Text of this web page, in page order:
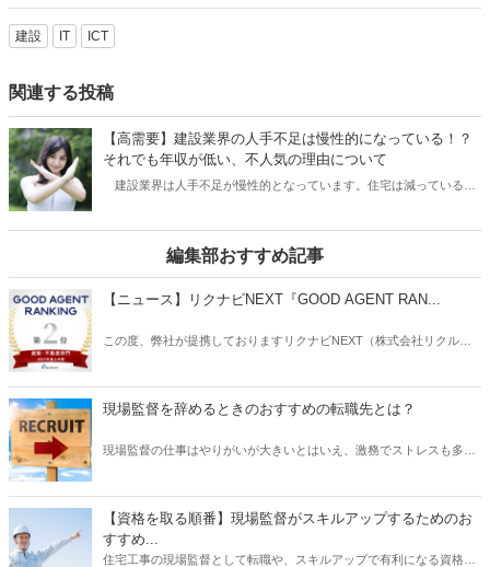
建設 IT ICT
関連する投稿
【高需要】建設業界の人手不足は慢性的になっている！？
それでも年収が低い、不人気の理由について
建設業界は人手不足が慢性的となっています。住宅は減っているな
理は建設業者が行います。新築住宅がなくても、リフォームの需要が
あります。そのため建設業全体で見ると人材は常に必要とされている
どうしてなのでしょうか。
編集部おすすめ記事
【ニュース】リクナビNEXT『GOOD AGENT RAN...
この度、弊社が提携しておりますリクナビNEXT（株式会社リクルー
と表記）にそれぞれ入賞しましたことをお知らせいたします。
現場監督を辞めるときのおすすめの転職先とは？
現場監督の仕事はやりがいが大きいとはいえ、激務でストレスも多い
る動機になるでしょう。 では、現場監督から転職したいと思うとき、
どのような仕事を選ぶとよいでしょうか？ もちろんやりたい仕事があ
るならその業種への転職を目指すべきです。 しかし、何度も転職を重
【資格を取る順番】現場監督がスキルアップするためのお
すすめ...
住宅工事の現場監督として転職や、スキルアップで有利になる資格に